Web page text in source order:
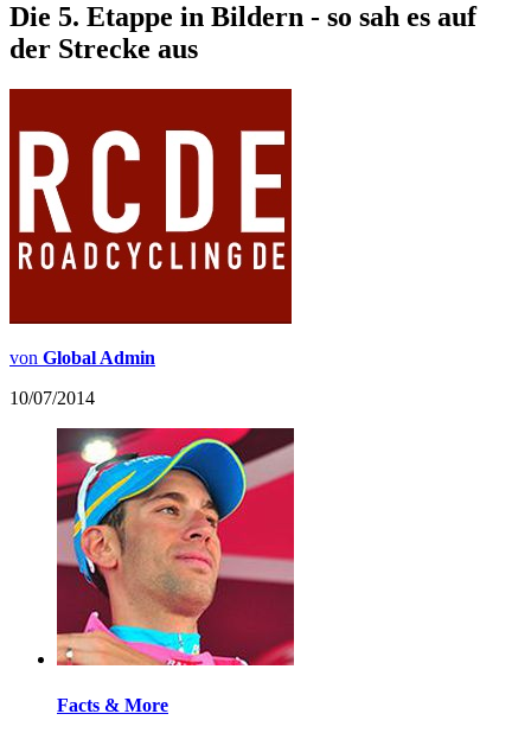
Die 5. Etappe in Bildern - so sah es auf
der Strecke aus
von Global Admin
10/07/2014
Facts & More